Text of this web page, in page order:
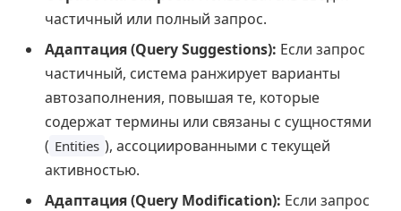
частичный или полный запрос.
Адаптация (Query Suggestions): Если запрос
частичный, система ранжирует варианты
автозаполнения, повышая те, которые
содержат термины или связаны с сущностями
( Entities ), ассоциированными с текущей
активностью.
Адаптация (Query Modification): Если запрос